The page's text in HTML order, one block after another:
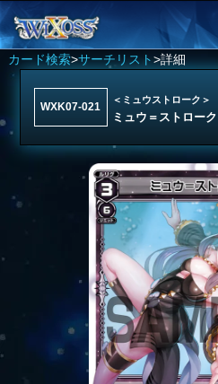
カード検索>サーチリスト>詳細
WXK07-021
＜ミュウストローク＞
ミュウ＝ストローク